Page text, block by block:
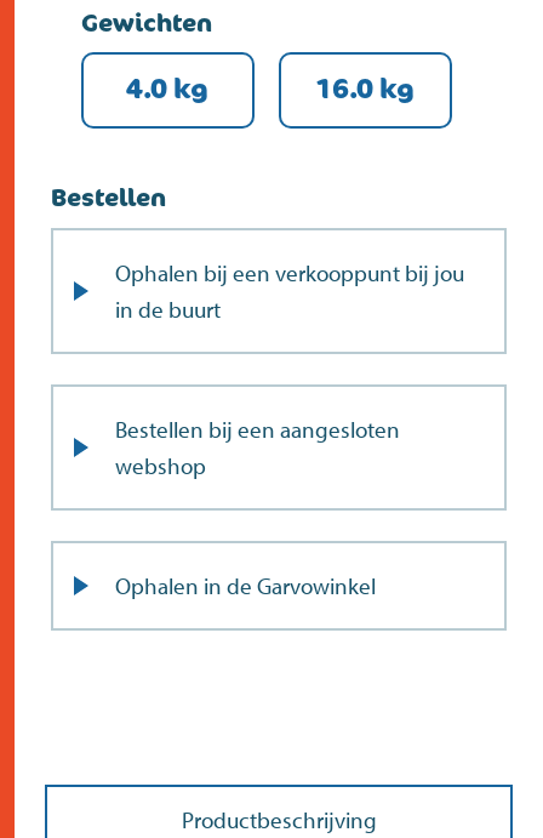
Gewichten
4.0 kg 16.0 kg
Bestellen
Ophalen bij een verkooppunt bij jou
in de buurt
Bestellen bij een aangesloten
webshop
Ophalen in de Garvowinkel
Productbeschrijving